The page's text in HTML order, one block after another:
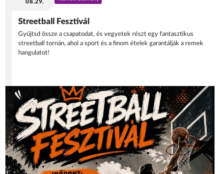
08.29.
Streetball Fesztivál
Gyűjtsd össze a csapatodat, és vegyetek részt egy fantasztikus
streetball tornán, ahol a sport és a finom ételek garantálják a remek
hangulatot!